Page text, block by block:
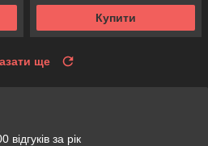
Купити
ще
за рік